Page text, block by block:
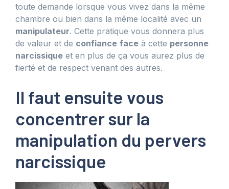
toute demande lorsque vous vivez dans la même
chambre ou bien dans la même localité avec un
manipulateur. Cette pratique vous donnera plus
de valeur et de confiance face à cette personne
narcissique et en plus de ça vous aurez plus de
fierté et de respect venant des autres.
Il faut ensuite vous
concentrer sur la
manipulation du pervers
narcissique